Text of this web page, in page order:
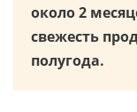
около 2
свежесть
полугода.